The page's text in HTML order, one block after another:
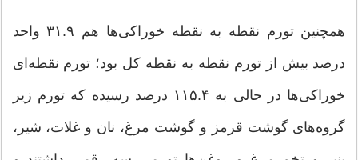
همچنین تورم نقطه به نقطه خوراکی‌ها هم ۳۱.۹ واحد
درصد بیش از تورم نقطه به نقطه کل بود؛ تورم نقطه‌ای
خوراکی‌ها در حالی به ۱۱۵.۴ درصد رسیده که تورم زیر
گروه‌های گوشت قرمز و گوشت مرغ، نان و غلات، شیر،